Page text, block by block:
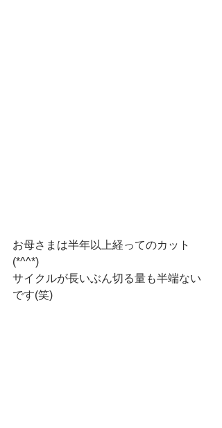
お母さまは半年以上経ってのカット
(*^^*)
サイクルが長いぶん切る量も半端ない
です(笑)